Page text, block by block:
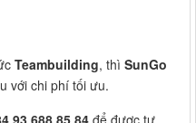
Teambuilding, thì SunGo
với chi phí tối ưu.